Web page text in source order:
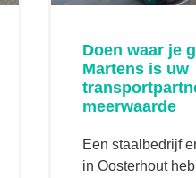
Doen waar je
Martens is uw
meerwaarde
Een staalbedrijf
in Oosterhout